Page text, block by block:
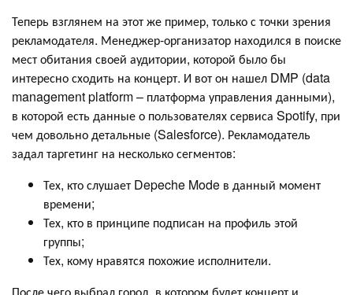
Теперь взглянем на этот же пример, только с точки зрения
рекламодателя. Менеджер-организатор находился в поиске
мест обитания своей аудитории, которой было бы
интересно сходить на концерт. И вот он нашел DMP (data
management platform – платформа управления данными),
в которой есть данные о пользователях сервиса Spotify, при
чем довольно детальные (Salesforce). Рекламодатель
задал таргетинг на несколько сегментов:
Тех, кто слушает Depeche Mode в данный момент
времени;
Тех, кто в принципе подписан на профиль этой
группы;
Тех, кому нравятся похожие исполнители.